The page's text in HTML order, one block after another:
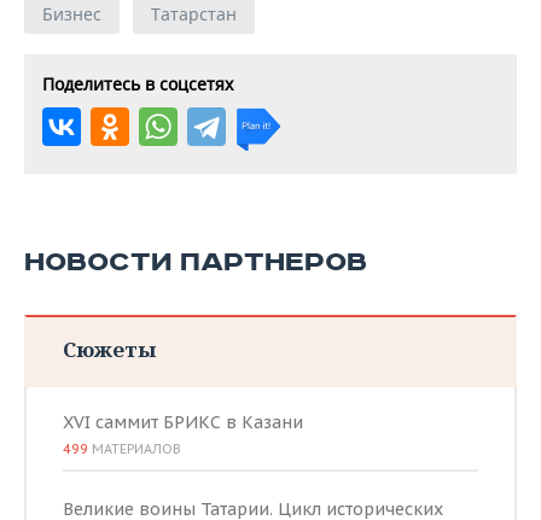
Бизнес Татарстан
Поделитесь в соцсетях
НОВОСТИ ПАРТНЕРОВ
Сюжеты
XVI саммит БРИКС в Казани
499 МАТЕРИАЛОВ
Великие воины Татарии. Цикл исторических